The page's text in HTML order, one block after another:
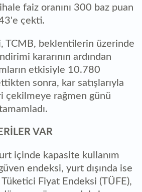
faiz oranını 300 baz puan
çekti.
TCMB, beklentilerin üzerinde
kararının ardından
etkisiyle 10.780
sonra, kar satışlarıyla
çekilmeye rağmen günü
VAR
içinde kapasite kullanım
endeksi, yurt dışında ise
Fiyat Endeksi (TÜFE),